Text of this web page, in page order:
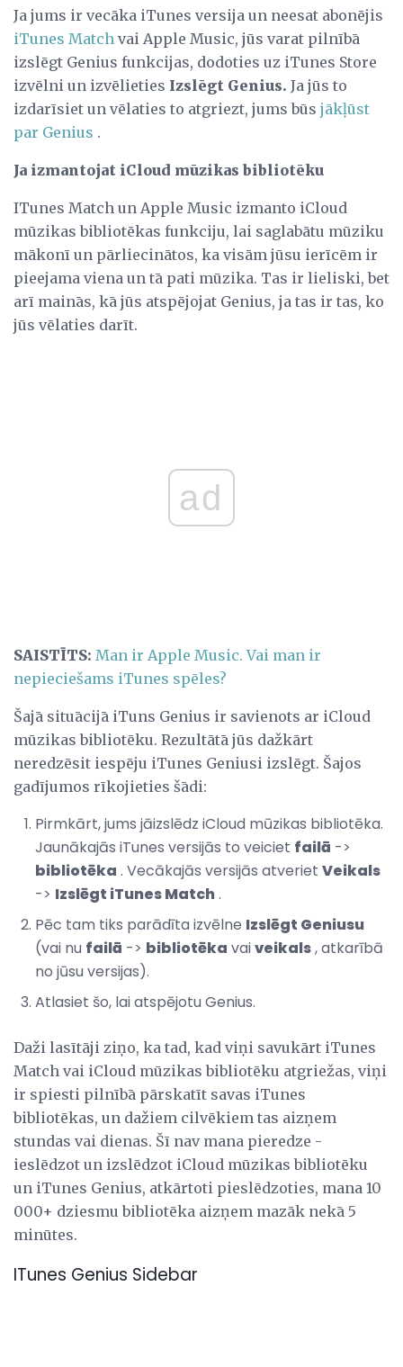
Ja jums ir vecāka iTunes versija un neesat abonējis
iTunes Match vai Apple Music, jūs varat pilnībā
izslēgt Genius funkcijas, dodoties uz iTunes Store
izvēlni un izvēlieties Izslēgt Genius. Ja jūs to
izdarīsiet un vēlaties to atgriezt, jums būs jākļūst
par Genius .
Ja izmantojat iCloud mūzikas bibliotēku
ITunes Match un Apple Music izmanto iCloud
mūzikas bibliotēkas funkciju, lai saglabātu mūziku
mākonī un pārliecinātos, ka visām jūsu ierīcēm ir
pieejama viena un tā pati mūzika. Tas ir lieliski, bet
arī mainās, kā jūs atspējojat Genius, ja tas ir tas, ko
jūs vēlaties darīt.
ad
SAISTĪTS: Man ir Apple Music. Vai man ir
nepieciešams iTunes spēles?
Šajā situācijā iTuns Genius ir savienots ar iCloud
mūzikas bibliotēku. Rezultātā jūs dažkārt
neredzēsit iespēju iTunes Geniusi izslēgt. Šajos
gadījumos rīkojieties šādi:
Pirmkārt, jums jāizslēdz iCloud mūzikas bibliotēka.
Jaunākajās iTunes versijās to veiciet failā ->
bibliotēka . Vecākajās versijās atveriet Veikals
-> Izslēgt iTunes Match.
Pēc tam tiks parādīta izvēlne Izslēgt Geniusu
(vai nu failā -> bibliotēka vaiveikals, atkarībā
no jūsu versijas).
Atlasiet šo, lai atspējotu Genius.
Daži lasītāji ziņo, ka tad, kad viņi savukārt iTunes
Match vai iCloud mūzikas bibliotēku atgriežas, viņi
ir spiesti pilnībā pārskatīt savas iTunes
bibliotēkas, un dažiem cilvēkiem tas aizņem
stundas vai dienas. Šī nav mana pieredze -
ieslēdzot un izslēdzot iCloud mūzikas bibliotēku
un iTunes Genius, atkārtoti pieslēdzoties, mana 10
000+ dziesmu bibliotēka aizņem mazāk nekā 5
minūtes.
ITunes Genius Sidebar